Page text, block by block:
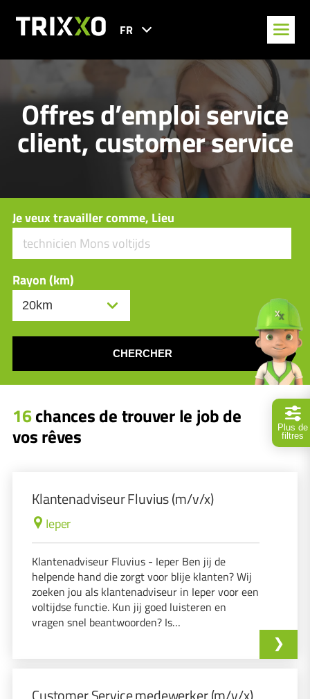
FR
Offres d’emploi service
client, customer service
Je veux travailler comme, Lieu
Rayon (km)
CHERCHER
Plus de
filtres
16chances de trouver le job de
vos rêves
Klantenadviseur Fluvius (m/v/x)
Ieper
Klantenadviseur Fluvius - Ieper Ben jij de
helpende hand die zorgt voor blije klanten? Wij
zoeken jou als klantenadviseur in Ieper voor een
voltijdse functie. Kun jij goed luisteren en
vragen snel beantwoorden? Is